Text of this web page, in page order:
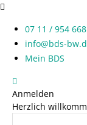
07 11 / 954
info@bds-
Mein BDS
Anmelden
Herzlich